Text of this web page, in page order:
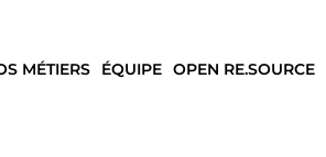
MÉTIERS ÉQUIPE OPEN RE.SOURCE